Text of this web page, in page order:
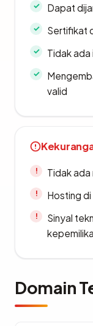
Dapat
Sertifikat
Tidak ada
valid
Tidak
Hosting
Sinyal
Domain